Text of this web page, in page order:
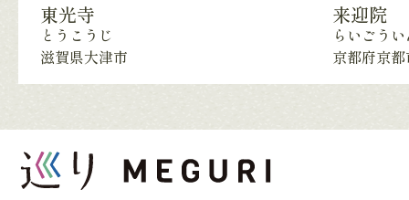
東光寺
とうこうじ
滋賀県大津市
来迎院
らいごう
京都府京